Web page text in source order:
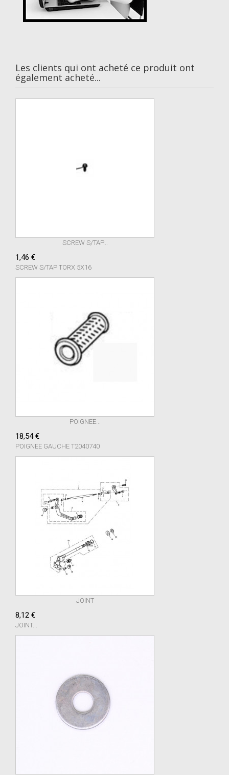
Les clients qui ont acheté ce produit ont
également acheté...
SCREW S/TAP...
1,46 €
SCREW S/TAP TORX 5X16
POIGNEE...
18,54 €
POIGNEE GAUCHE T2040740
JOINT
8,12 €
JOINT...